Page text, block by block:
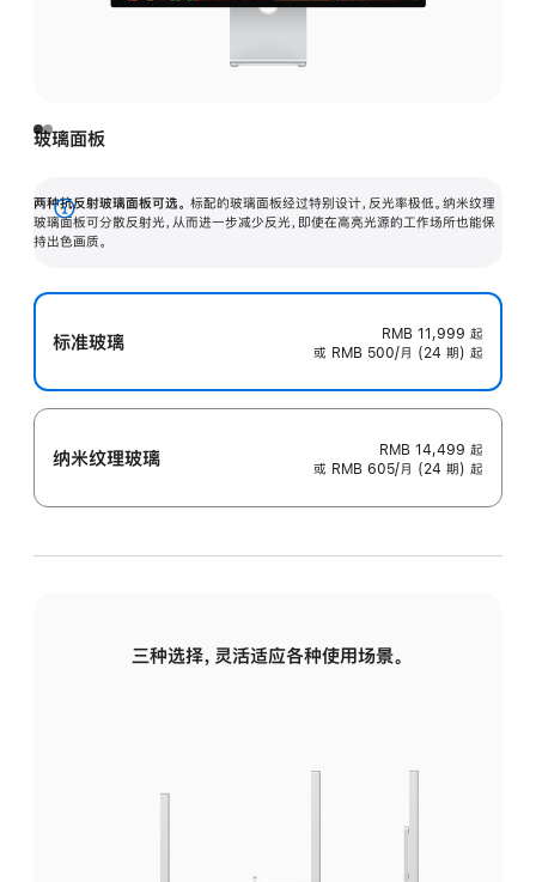
玻璃面板
两种抗反射玻璃面板可选。 标配的玻璃面板经过特别设计，反光率极低。纳米纹理
玻璃面板可分散反射光，从而进一步减少反光，即使在高亮光源的工作场所也能保
持出色画质。
展
开
标准玻璃 RMB 11,999 起
或 RMB 500/月 (24 期) 起
纳米纹理玻璃 RMB 14,499 起
或 RMB 605/月 (24 期) 起
三种选择，灵活适应各种使用场景。